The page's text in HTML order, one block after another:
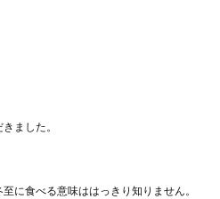
ました。
に食べる意味ははっきり知りません。